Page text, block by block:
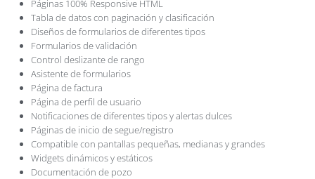
Páginas 100% Responsive HTML
Tabla de datos con paginación y clasificación
Diseños de formularios de diferentes tipos
Formularios de validación
Control deslizante de rango
Asistente de formularios
Página de factura
Página de perfil de usuario
Notificaciones de diferentes tipos y alertas dulces
Páginas de inicio de segue/registro
Compatible con pantallas pequeñas, medianas y grandes
Widgets dinámicos y estáticos
Documentación de pozo